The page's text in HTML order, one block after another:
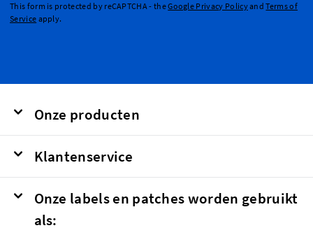
This form is protected by reCAPTCHA - theGoogle Privacy PolicyandTerms of
Service apply.
Onze producten
Klantenservice
Onze labels en patches worden gebruikt
als: